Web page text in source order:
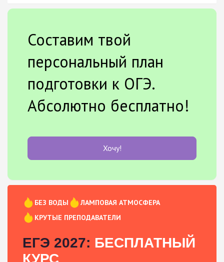
Составим твой
персональный план
подготовки к ОГЭ.
Абсолютно бесплатно!
Хочу!
БЕЗ ВОДЫ
ЛАМПОВАЯ АТМОСФЕРА
КРУТЫЕ ПРЕПОДАВАТЕЛИ
ЕГЭ 2027: БЕСПЛАТНЫЙ
КУРС